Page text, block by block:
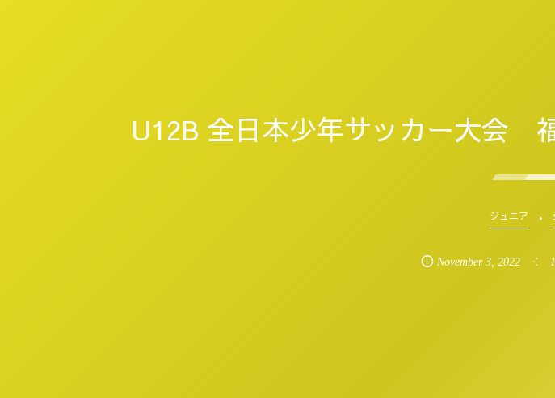
U12B 全日本少年サッカー大会
ジュニア
November 3,2022